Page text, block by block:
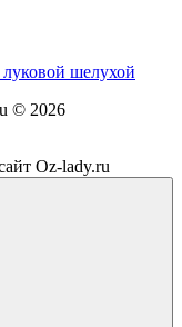
шелухой
© 2026
Oz-lady.ru